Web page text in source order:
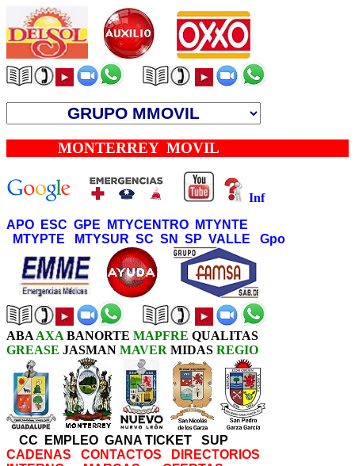
MONTERREY MOVIL
Inf
APO
ESC GPE MTYCENTRO
MTYNTE
MTYPTE
MTYSUR SC SN SP VALLE Gpo
ABAAXABANORTE MAPFRE QUALITAS
GREASE JASMAN MAVER MIDAS REGIO
CC EMPLEO GANA TICKET
SUP
CADENAS
CONTACTOS
DIRECTORIOS